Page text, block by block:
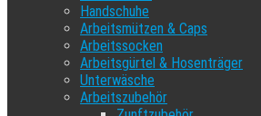
Handschuhe
Arbeitsmützen & Caps
Arbeitssocken
Arbeitsgürtel & Hosenträger
Unterwäsche
Arbeitszubehör